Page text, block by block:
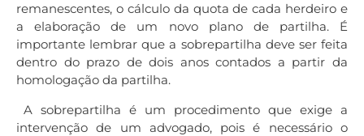
remanescentes, o cálculo da quota de cada herdeiro e
a elaboração de um novo plano de partilha. É
importante lembrar que a sobrepartilha deve ser feita
dentro do prazo de dois anos contados a partir da
homologação da partilha.
A sobrepartilha é um procedimento que exige a
intervenção de um advogado, pois é necessário o